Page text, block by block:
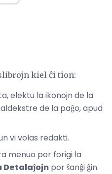
kiel ĉi tion:
elektu la ikonojn de la
de la paĝo, apud
vi volas redakti.
menuo por forigi la
Detalaĵojn por ŝanĝi ĝin.